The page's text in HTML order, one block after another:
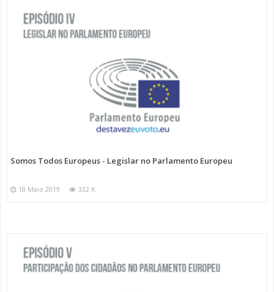
Somos Todos Europeus - Legislar no Parlamento Europeu
18 Maio 2019 332 K